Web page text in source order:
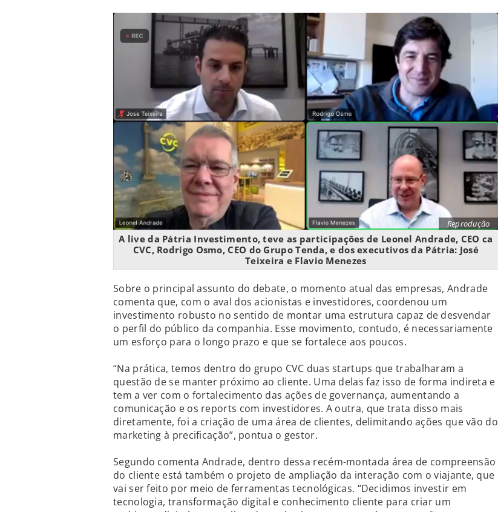
Reprodução
A live da Pátria Investimento, teve as participações de Leonel Andrade, CEO ca
CVC, Rodrigo Osmo, CEO do Grupo Tenda, e dos executivos da Pátria: José
Teixeira e Flavio Menezes
Sobre o principal assunto do debate, o momento atual das empresas, Andrade
comenta que, com o aval dos acionistas e investidores, coordenou um
investimento robusto no sentido de montar uma estrutura capaz de desvendar
o perfil do público da companhia. Esse movimento, contudo, é necessariamente
um esforço para o longo prazo e que se fortalece aos poucos.
“Na prática, temos dentro do grupo CVC duas startups que trabalharam a
questão de se manter próximo ao cliente. Uma delas faz isso de forma indireta e
tem a ver com o fortalecimento das ações de governança, aumentando a
comunicação e os reports com investidores. A outra, que trata disso mais
diretamente, foi a criação de uma área de clientes, delimitando ações que vão do
marketing à precificação”, pontua o gestor.
Segundo comenta Andrade, dentro dessa recém-montada área de compreensão
do cliente está também o projeto de ampliação da interação com o viajante, que
vai ser feito por meio de ferramentas tecnológicas. “Decidimos investir em
tecnologia, transformação digital e conhecimento cliente para criar um